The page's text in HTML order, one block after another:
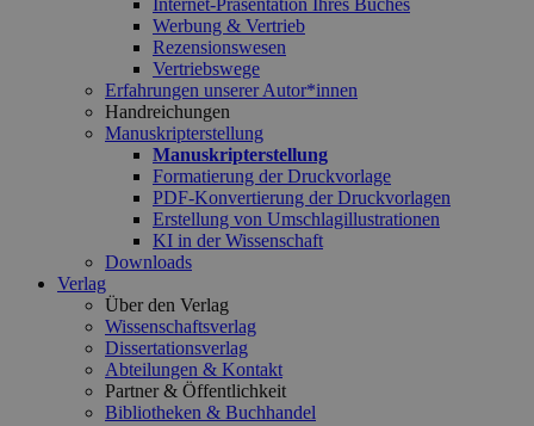
Internet-Präsentation Ihres Buches
Werbung & Vertrieb
Rezensionswesen
Vertriebswege
Erfahrungen unserer Autor*innen
Handreichungen
Manuskripterstellung
Manuskripterstellung
Formatierung der Druckvorlage
PDF-Konvertierung der Druckvorlagen
Erstellung von Umschlagillustrationen
KI in der Wissenschaft
Downloads
Verlag
Über den Verlag
Wissenschaftsverlag
Dissertationsverlag
Abteilungen & Kontakt
Partner & Öffentlichkeit
Bibliotheken & Buchhandel